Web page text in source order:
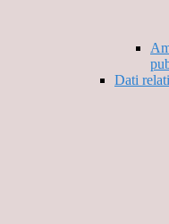
Dati